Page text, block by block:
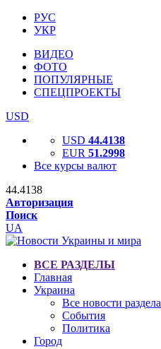
РУС
УКР
ВИДЕО
ФОТО
ПОПУЛЯРНЫЕ
СПЕЦПРОЕКТЫ
USD
USD 44.4138
EUR 51.2998
Все курсы валют
44.4138
Авторизация
Поиск
UA
ВСЕ РАЗДЕЛЫ
Главная
Украина
Все новости раздела
События
Политика
Город